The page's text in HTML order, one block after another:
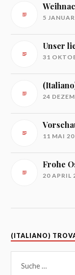
5
Unser
31
24
11 MAI
Frohe
20 APRIL
(ITALIANO)